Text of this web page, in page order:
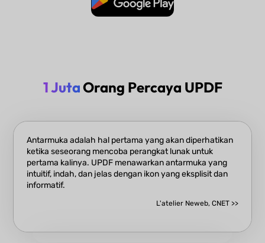
1 JutaOrang Percaya UPDF
Antarmuka adalah hal pertama yang akan diperhatikan
ketika seseorang mencoba perangkat lunak untuk
pertama kalinya. UPDF menawarkan antarmuka yang
intuitif, indah, dan jelas dengan ikon yang eksplisit dan
informatif.
L'atelier Neweb, CNET >>